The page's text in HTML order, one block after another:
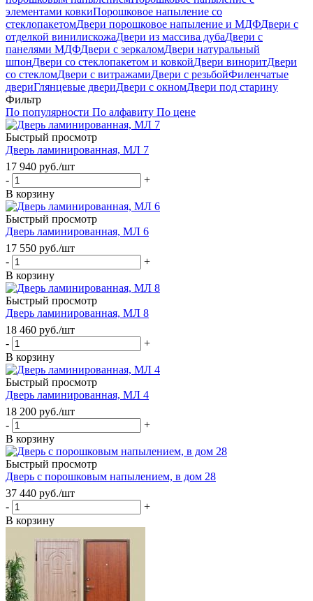
элементами ковкиПорошковое напыление со
стеклопакетомДвери порошковое напыление и МДФДвери с
отделкой винилискожаДвери из массива дубаДвери с
панелями МДФДвери с зеркаломДвери натуральный
шпонДвери со стеклопакетом и ковкойДвери виноритДвери
со стекломДвери с витражамиДвери с резьбойФиленчатые
двериГлянцевые двериДвери с окномДвери под старину
Фильтр
По популярности По алфавиту По цене
Быстрый просмотр
Дверь ламинированная, МЛ 7
17 940 руб./шт
-
+
В корзину
Быстрый просмотр
Дверь ламинированная, МЛ 6
17 550 руб./шт
-
+
В корзину
Быстрый просмотр
Дверь ламинированная, МЛ 8
18 460 руб./шт
-
+
В корзину
Быстрый просмотр
Дверь ламинированная, МЛ 4
18 200 руб./шт
-
+
В корзину
Быстрый просмотр
Дверь с порошковым напылением, в дом 28
37 440 руб./шт
-
+
В корзину